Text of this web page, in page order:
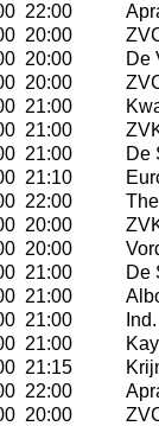
22:00
20:00
20:00
De
20:00
21:00
21:00
21:00
De
21:10
22:00
20:00
20:00
21:00
De
21:00
21:00
21:00
21:15
22:00
20:00